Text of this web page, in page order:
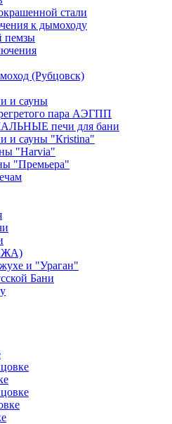
стали
к дымоходу
пемзы
(Рубцовск)
и сауны
пара АЭГПП
печи для бани
и сауны "Кristina"
"Harvia"
"Премьера"
и "Ураган"
Бани